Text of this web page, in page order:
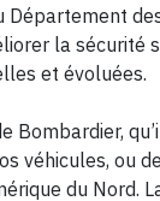
la sécurité
et évoluées.
Bombardier,
véhicules, ou
du Nord.